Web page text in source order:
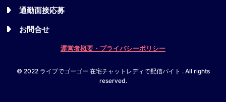
通勤面接応募
お問合せ
運営者概要・プライバシーポリシー
© 2022 ライブでゴーゴー 在宅チャットレディで配信バイト . All rights
reserved.